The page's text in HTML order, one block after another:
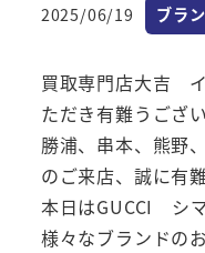
投稿日
2025/06/19 カテゴ
ブラ
買取専門店大吉
ただき有難うござい
勝浦、串本、熊野
のご来店、誠に有
本日はGUCCI シ
様々なブランドの